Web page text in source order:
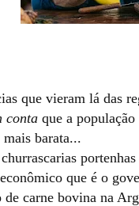
que vieram lá das
conta que a
mais barata...
portenhas
que é o
de carne bovina na